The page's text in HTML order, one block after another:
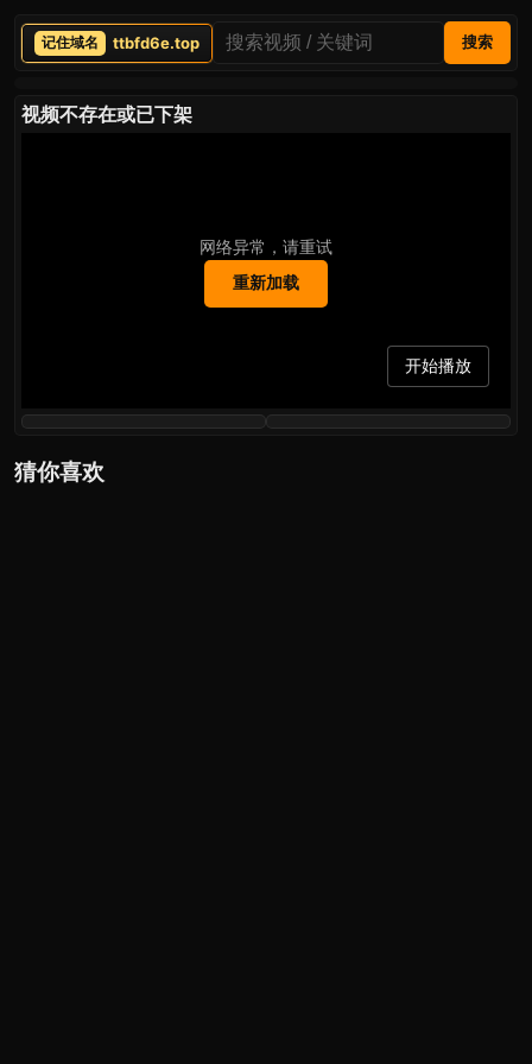
ttbfd6e.top 搜索
视频不存在或已下架
网络异常，请重试
重新加载
开始播放
猜你喜欢